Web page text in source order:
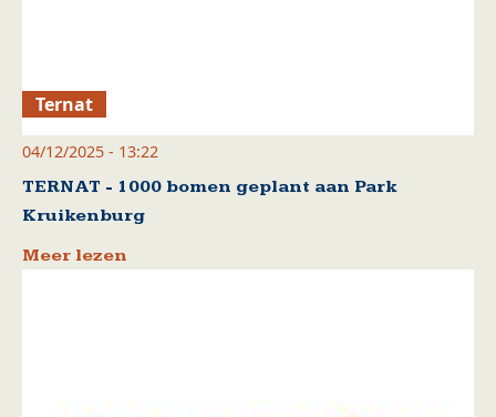
Ternat
04/12/2025 - 13:22
TERNAT - 1000 bomen geplant aan Park
Kruikenburg
Meer lezen